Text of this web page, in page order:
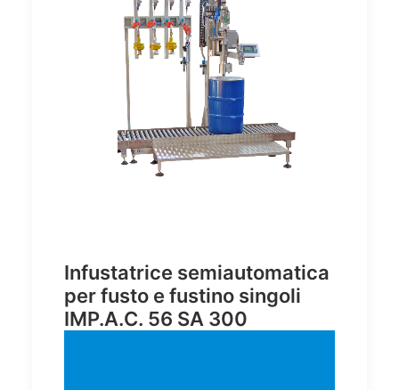
Infustatrice semiautomatica
per fusto e fustino singoli
IMP.A.C. 56 SA 300